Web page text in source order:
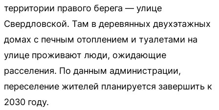
территории правого берега — улице
Свердловской. Там в деревянных двухэтажных
домах с печным отоплением и туалетами на
улице проживают люди, ожидающие
расселения. По данным администрации,
переселение жителей планируется завершить к
2030 году.